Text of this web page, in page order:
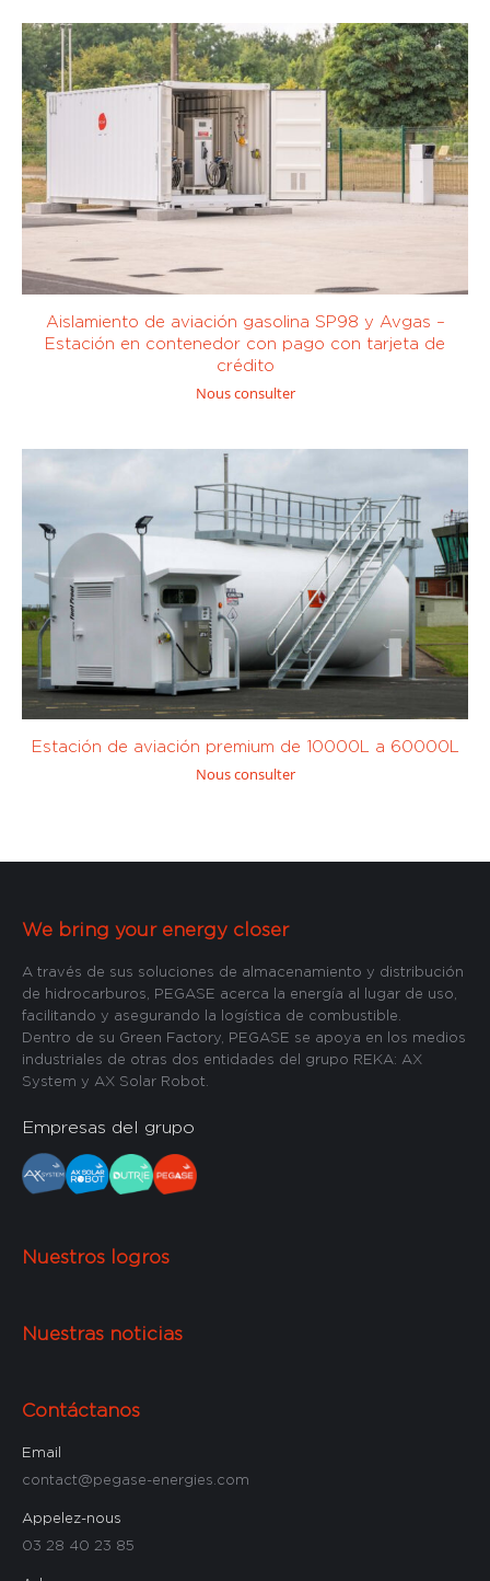
Aislamiento de aviación gasolina SP98 y Avgas –
Estación en contenedor con pago con tarjeta de
crédito
Nous consulter
Estación de aviación premium de 10000L a 60000L
Nous consulter
We bring your energy closer
A través de sus soluciones de almacenamiento y distribución
de hidrocarburos, PEGASE acerca la energía al lugar de uso,
facilitando y asegurando la logística de combustible.
Dentro de su Green Factory, PEGASE se apoya en los medios
industriales de otras dos entidades del grupo REKA: AX
System y AX Solar Robot.
Empresas del grupo
Nuestros logros
Nuestras noticias
Contáctanos
Email
contact@pegase-energies.com
Appelez-nous
03 28 40 23 85